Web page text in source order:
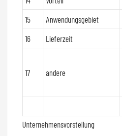
15
Anwendungsgebiet
16
Lieferzeit
17 andere
Unternehmensvorstellung